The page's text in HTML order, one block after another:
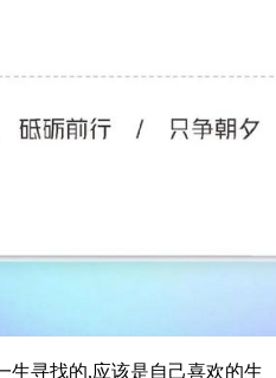
生寻找的,应该是自己喜欢的生